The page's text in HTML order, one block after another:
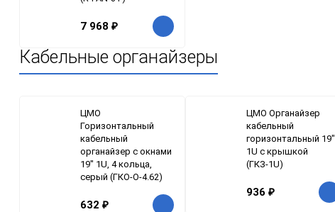
7 968 ₽
Кабельные органайзеры
ЦМО
Горизонтальный
кабельный
органайзер с окнами
19" 1U, 4 кольца,
серый (ГКО-О-4.62)
632 ₽
ЦМО Органайзер
кабельный
горизонтальный 19"
1U с крышкой
(ГКЗ-1U)
936 ₽